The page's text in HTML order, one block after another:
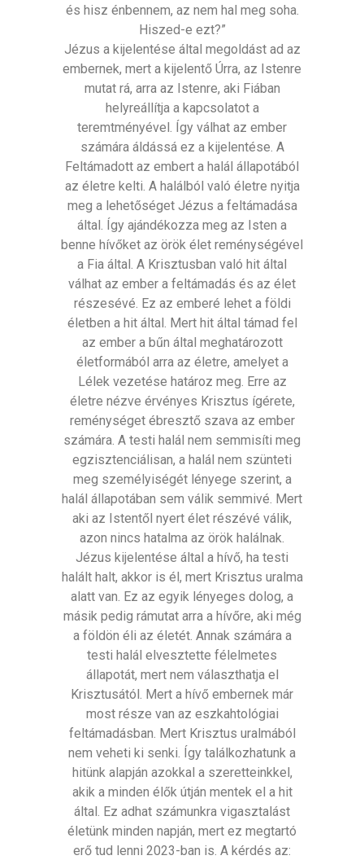
és hisz énbennem, az nem hal meg soha.
Hiszed-e ezt?”
Jézus a kijelentése által megoldást ad az
embernek, mert a kijelentő Úrra, az Istenre
mutat rá, arra az Istenre, aki Fiában
helyreállítja a kapcsolatot a
teremtményével. Így válhat az ember
számára áldássá ez a kijelentése. A
Feltámadott az embert a halál állapotából
az életre kelti. A halálból való életre nyitja
meg a lehetőséget Jézus a feltámadása
által. Így ajándékozza meg az Isten a
benne hívőket az örök élet reménységével
a Fia által. A Krisztusban való hit által
válhat az ember a feltámadás és az élet
részesévé. Ez az emberé lehet a földi
életben a hit által. Mert hit által támad fel
az ember a bűn által meghatározott
életformából arra az életre, amelyet a
Lélek vezetése határoz meg. Erre az
életre nézve érvényes Krisztus ígérete,
reménységet ébresztő szava az ember
számára. A testi halál nem semmisíti meg
egzisztenciálisan, a halál nem szünteti
meg személyiségét lényege szerint, a
halál állapotában sem válik semmivé. Mert
aki az Istentől nyert élet részévé válik,
azon nincs hatalma az örök halálnak.
Jézus kijelentése által a hívő, ha testi
halált halt, akkor is él, mert Krisztus uralma
alatt van. Ez az egyik lényeges dolog, a
másik pedig rámutat arra a hívőre, aki még
a földön éli az életét. Annak számára a
testi halál elvesztette félelmetes
állapotát, mert nem választhatja el
Krisztusától. Mert a hívő embernek már
most része van az eszkahtológiai
feltámadásban. Mert Krisztus uralmából
nem veheti ki senki. Így találkozhatunk a
hitünk alapján azokkal a szeretteinkkel,
akik a minden élők útján mentek el a hit
által. Ez adhat számunkra vigasztalást
életünk minden napján, mert ez megtartó
erő tud lenni 2023-ban is. A kérdés az: